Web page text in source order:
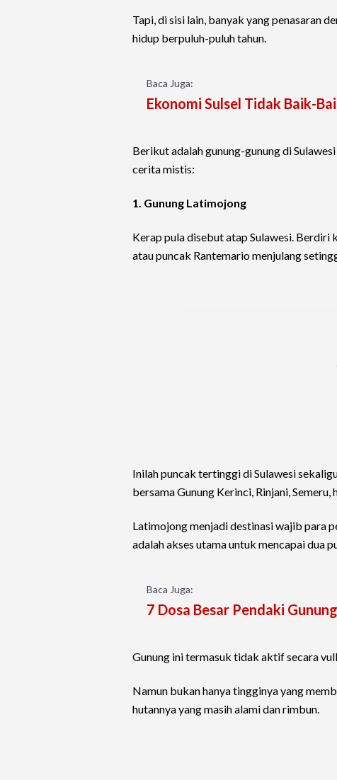
Tapi, di sisi lain, banyak yang penasaran
hidup berpuluh-puluh tahun.
Baca Juga:
Ekonomi Sulsel Tidak Baik-
Berikut adalah gunung-gunung di
cerita mistis:
1. Gunung Latimojong
Kerap pula disebut atap Sulawesi.
atau puncak Rantemario menjulang
Inilah puncak tertinggi di Sulawesi
bersama Gunung Kerinci, Rinjani, Semeru,
Latimojong menjadi destinasi wajib para
adalah akses utama untuk mencapai dua
Baca Juga:
7 Dosa Besar Pendaki
Gunung ini termasuk tidak aktif secara
Namun bukan hanya tingginya yang
hutannya yang masih alami dan rimbun.